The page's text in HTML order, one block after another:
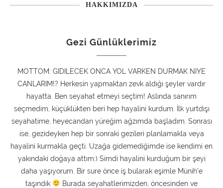
HAKKIMIZDA
Gezi Günlüklerimiz
MOTTOM: GIDILECEK ONCA YOL VARKEN DURMAK NIYE
CANLARIM!? Herkesin yapmaktan zevk aldığı şeyler vardır
hayatta. Ben seyahat etmeyi seçtim! Aslında sanırım
seçmedim, küçüklükten beri hep hayalini kurdum. İlk yurtdışı
seyahatime, heyecandan yüreğim ağzımda başladım. Sonrası
ise, gezideyken hep bir sonraki gezileri planlamakla veya
hayalini kurmakla geçti. Uzağa gidemediğimde ise kendimi en
yakındaki doğaya attım:) Simdi hayalini kurduğum bir şeyi
daha yaşıyorum. Bir sure önce iş bularak eşimle Münih’e
taşındık
Burada seyahatlerimizden, öncesinden ve